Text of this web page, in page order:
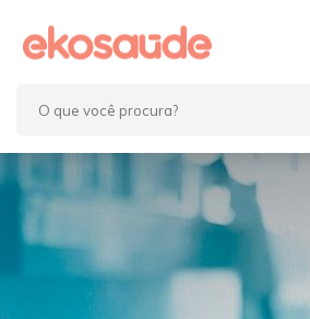
Home
Blog
Eko’7 Saúde